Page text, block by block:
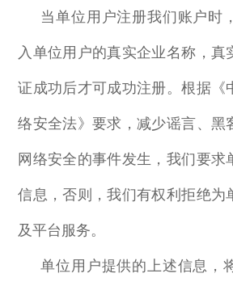
当单位用户注册我们账户时
入单位用户的真实企业名称，真
证成功后才可成功注册。根据《
络安全法》要求，减少谣言、黑
网络安全的事件发生，我们要求
信息，否则，我们有权利拒绝为
及平台服务。
单位用户提供的上述信息，